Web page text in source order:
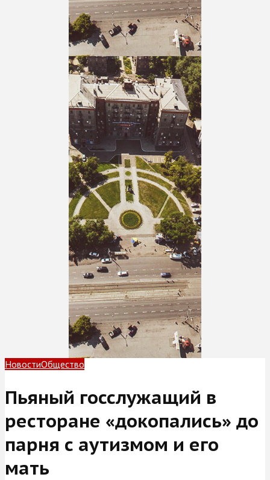
НовостиОбщество
Пьяный госслужащий в
ресторане «докопались» до
парня с аутизмом и его
мать